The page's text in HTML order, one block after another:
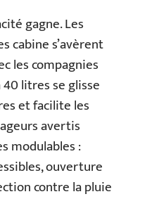
gagne. Les
cabine s’avèrent
les compagnies
litres se glisse
et facilite les
avertis
modulables :
ouverture
contre la pluie